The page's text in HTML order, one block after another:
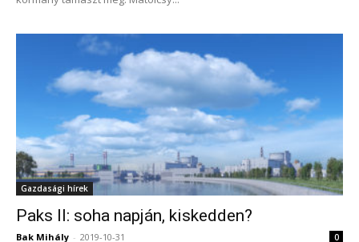
Gazdasági hírek
Paks II: soha napján, kiskedden?
Bak Mihály - 2019-10-31 0